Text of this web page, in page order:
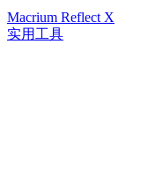
Macrium Reflect X
实用工具